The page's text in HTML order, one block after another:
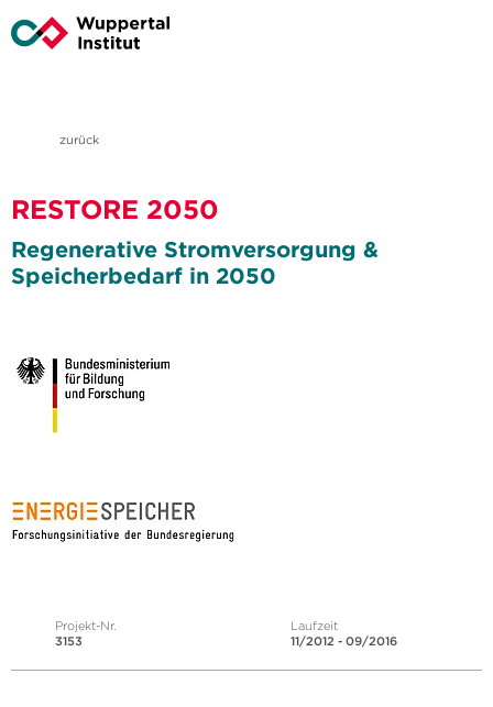
zurück
RESTORE 2050
Regenerative Stromversorgung &
Speicherbedarf in 2050
Projekt-Nr.
3153
Laufzeit
11/2012 - 09/2016